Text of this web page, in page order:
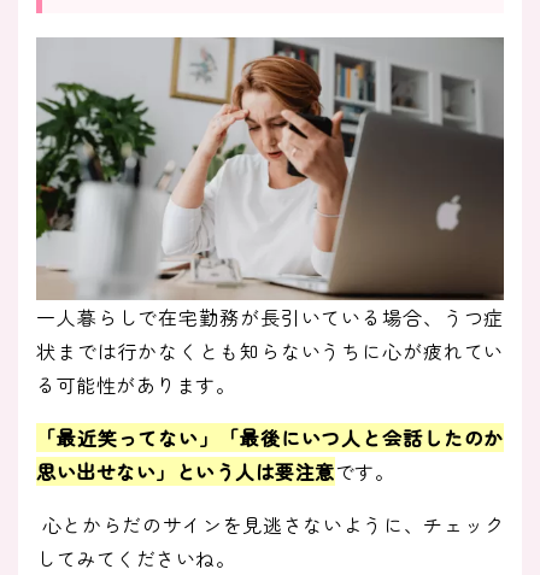
一人暮らしで在宅勤務が長引いている場合、うつ症
状までは行かなくとも知らないうちに心が疲れてい
る可能性があります。
「最近笑ってない」「最後にいつ人と会話したのか
思い出せない」という人は要注意です。
心とからだのサインを見逃さないように、チェック
してみてくださいね。